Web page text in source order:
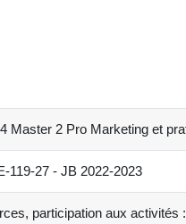
Master 2 Pro Marketing et
119-27 - JB 2022-2023
participation aux activités